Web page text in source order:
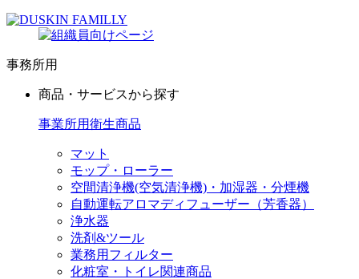
事務所用
商品・サービスから探す
事業所用衛生商品
マット
モップ・ローラー
空間清浄機(空気清浄機)・加湿器・分煙機
自動運転アロマディフューザー（芳香器）
浄水器
洗剤&ツール
業務用フィルター
化粧室・トイレ関連商品